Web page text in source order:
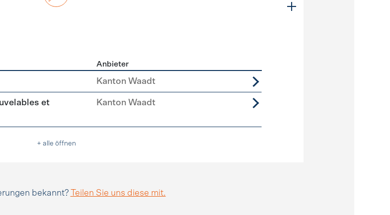
Anbieter
Kanton Waadt
et
Kanton Waadt
+ alle öffnen
bekannt? Teilen Sie uns diese mit.